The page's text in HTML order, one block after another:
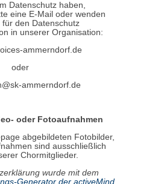
Datenschutz haben,
eine E-Mail oder wenden
den Datenschutz
in unserer Organisation:
ammerndorf.de
oder
ammerndorf.de
oder Fotoaufnahmen
abgebildeten Fotobilder,
sind ausschließlich
Chormitglieder.
wurde mit dem
Generator der activeMind